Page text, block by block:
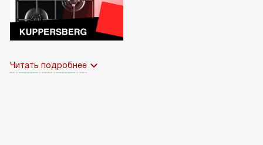
Читать подробнее